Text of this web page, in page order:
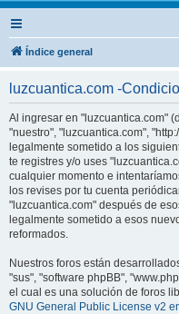
Índice general
luzcuantica.com -
Al ingresar en "luzcuantica.com"
"nuestro", "luzcuantica.com",
legalmente sometido a los
te registres y/o uses
cualquier momento e
los revises por tu cuenta
"luzcuantica.com" después de
legalmente sometido a esos
reformados.
Nuestros foros están
"sus", "software phpBB",
el cual es una solución de foros
GNU General Public License v2